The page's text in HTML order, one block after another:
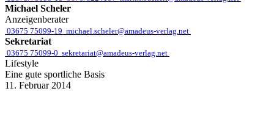
Michael Scheler
Anzeigenberater
03675 75099-19 michael.scheler@amadeus-verlag.net
Sekretariat
03675 75099-0 sekretariat@amadeus-verlag.net
Lifestyle
Eine gute sportliche Basis
11. Februar 2014